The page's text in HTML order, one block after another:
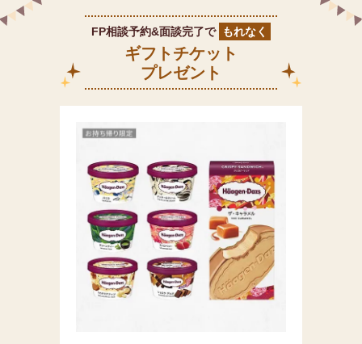
FP相談予約&面談完了で もれなく
ギフトチケット
プレゼント